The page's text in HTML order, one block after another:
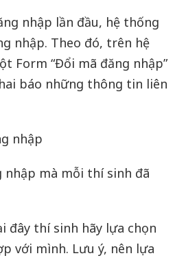
nhập lần đầu, hệ thống
nhập. Theo đó, trên hệ
Form “Đổi mã đăng nhập”
báo những thông tin liên
nhập
nhập mà mỗi thí sinh đã
đây thí sinh hãy lựa chọn
với mình. Lưu ý, nên lựa